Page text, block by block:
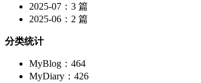
2025-07：3 篇
2025-06：2 篇
分类统计
MyBlog：464
MyDiary：426